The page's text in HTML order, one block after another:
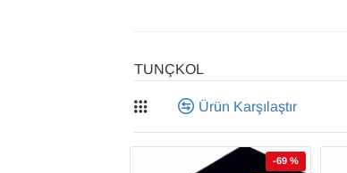
TUNÇKOL
Ürün Karşılaştır
-69 %